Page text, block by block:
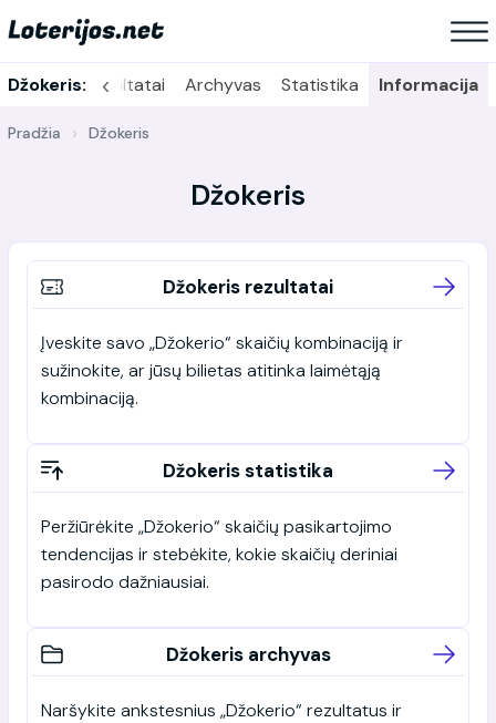
Džokeris: ‹
Rezultatai Archyvas Statistika Informacija
Pradžia Džokeris
Džokeris
Džokeris rezultatai
Įveskite savo „Džokerio“ skaičių kombinaciją ir
sužinokite, ar jūsų bilietas atitinka laimėtąją
kombinaciją.
Džokeris statistika
Peržiūrėkite „Džokerio“ skaičių pasikartojimo
tendencijas ir stebėkite, kokie skaičių deriniai
pasirodo dažniausiai.
Džokeris archyvas
Naršykite ankstesnius „Džokerio“ rezultatus ir